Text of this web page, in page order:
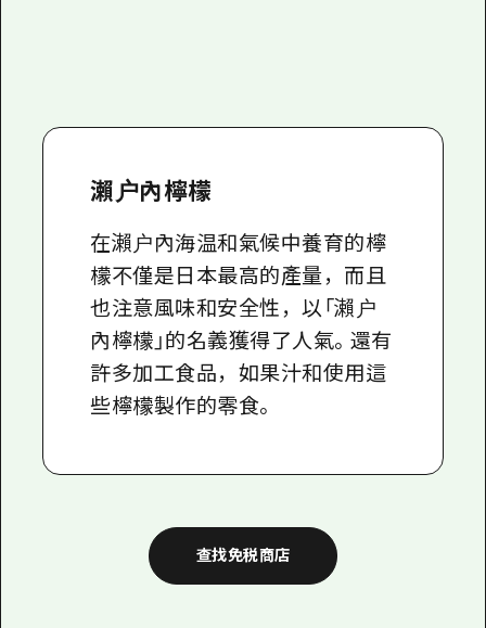
瀨户內檸檬
在瀨户內海温和氣候中養育的檸
檬不僅是日本最高的產量，而且
也注意風味和安全性，以「瀨户
內檸檬」的名義獲得了人氣。還有
許多加工食品，如果汁和使用這
些檸檬製作的零食。
查找免税商店